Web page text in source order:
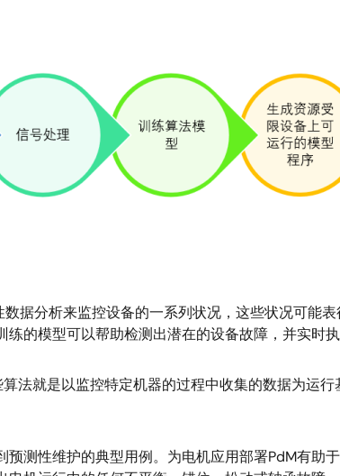
据分析来监控设备的一系列状况，这些状况可能
的模型可以帮助检测出潜在的设备故障，并实时
法就是以监控特定机器的过程中收集的数据为运
测性维护的典型用例。为电机应用部署PdM有助